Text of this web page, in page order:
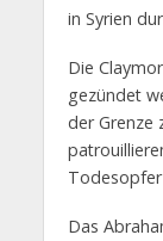
in Syrien
Die
gezündet
der Grenze
Das